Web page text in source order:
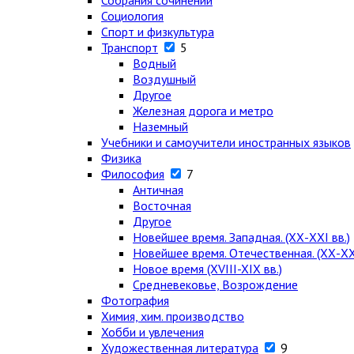
Социология
Спорт и физкультура
Транспорт
5
Водный
Воздушный
Другое
Железная дорога и метро
Наземный
Учебники и самоучители иностранных языков
Физика
Философия
7
Античная
Восточная
Другое
Новейшее время. Западная. (ХХ-ХХI вв.)
Новейшее время. Отечественная. (ХХ-
Новое время (XVIII-XIX вв.)
Средневековье, Возрождение
Фотография
Химия, хим. производство
Хобби и увлечения
Художественная литература
9